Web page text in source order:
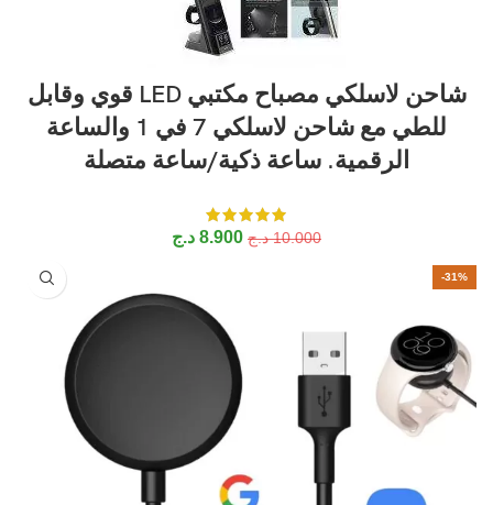
شاحن لاسلكي مصباح مكتبي LED قوي وقابل
للطي مع شاحن لاسلكي 7 في 1 والساعة
الرقمية. ساعة ذكية/ساعة متصلة
10.000 د.ج 8.900 د.ج
-31%